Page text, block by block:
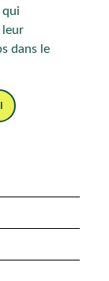
qui
leur
dans le